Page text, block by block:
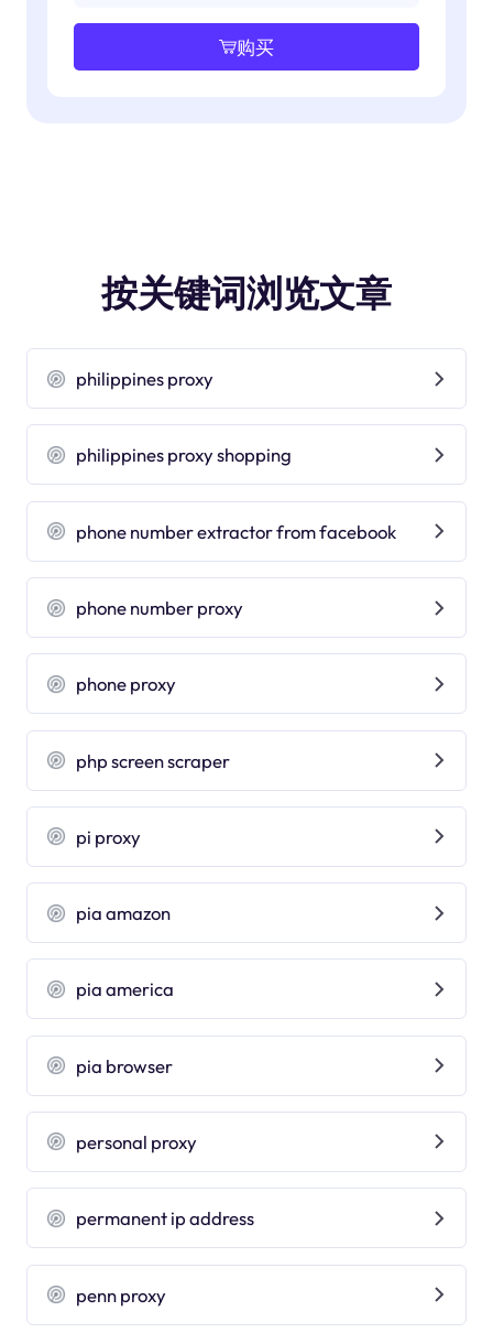
购买
按关键词浏览文章
philippines proxy
philippines proxy shopping
phone number extractor from facebook
phone number proxy
phone proxy
php screen scraper
pi proxy
pia amazon
pia america
pia browser
personal proxy
permanent ip address
penn proxy